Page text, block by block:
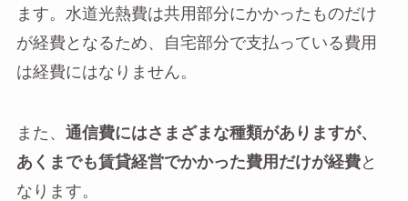
ます。水道光熱費は共用部分にかかったものだけ
が経費となるため、自宅部分で支払っている費用
は経費にはなりません。
また、 通信費にはさまざまな種類がありますが、
あくまでも賃貸経営でかかった費用だけが経費と
なります。